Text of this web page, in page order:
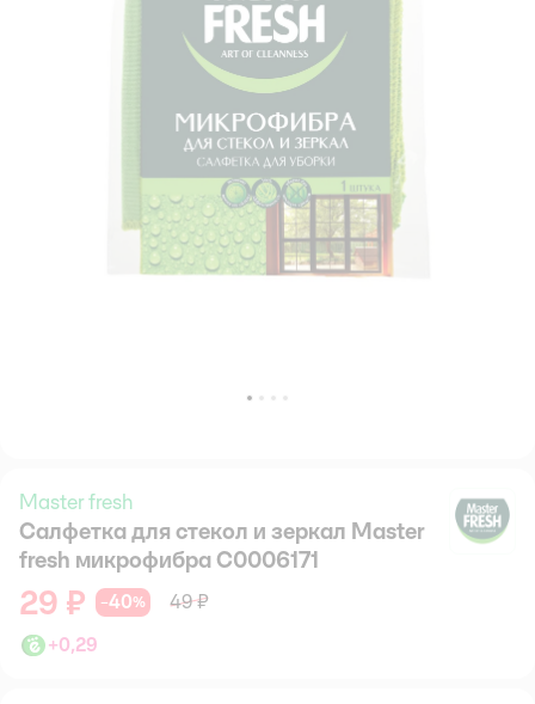
Master fresh
Салфетка для стекол и зеркал Master
fresh микрофибра С0006171
29 ₽ −40%
49 ₽
+0,29